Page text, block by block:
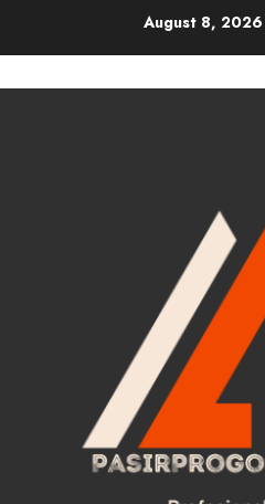
August 8, 2026